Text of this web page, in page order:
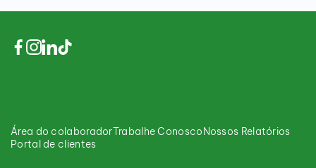
Área do colaboradorTrabalhe ConoscoNossos Relatórios
Portal de clientes